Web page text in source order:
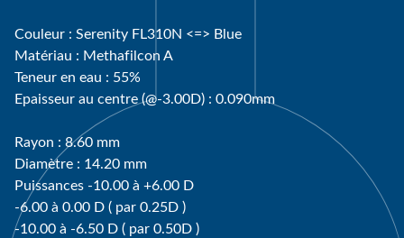
Couleur : Serenity FL310N <=> Blue
Matériau : Methafilcon A
Teneur en eau : 55%
Epaisseur au centre (@-3.00D) : 0.090mm
Rayon : 8.60 mm
Diamètre : 14.20 mm
Puissances -10.00 à +6.00 D
-6.00 à 0.00 D ( par 0.25D )
-10.00 à -6.50 D ( par 0.50D )